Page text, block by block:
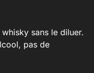
sans le diluer.
pas de